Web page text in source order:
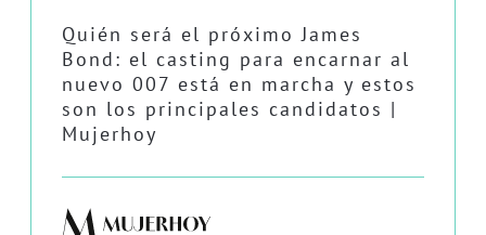
Quién será el próximo James
Bond: el casting para encarnar al
nuevo 007 está en marcha y estos
son los principales candidatos |
Mujerhoy